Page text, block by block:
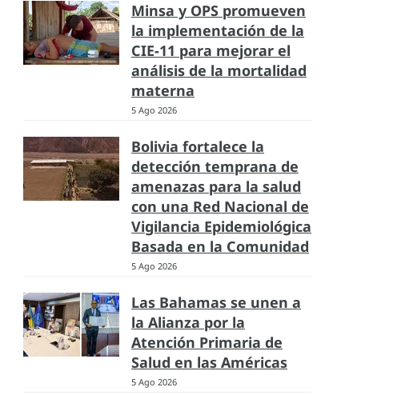
Minsa y OPS promueven
la implementación de la
CIE-11 para mejorar el
análisis de la mortalidad
materna
5 Ago 2026
Bolivia fortalece la
detección temprana de
amenazas para la salud
con una Red Nacional de
Vigilancia Epidemiológica
Basada en la Comunidad
5 Ago 2026
Las Bahamas se unen a
la Alianza por la
Atención Primaria de
Salud en las Américas
5 Ago 2026